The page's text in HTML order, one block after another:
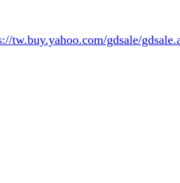
tw.buy.yahoo.com/gdsale/